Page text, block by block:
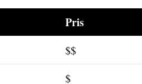
Pris
$$
$